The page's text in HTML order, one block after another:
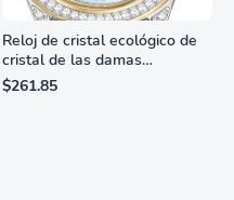
Reloj de cristal ecológico de
cristal de las damas
ciudadanas, 3 manos,
marcadores de números
$261.85